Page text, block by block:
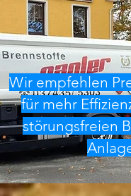
Wir empfehlen
für mehr
störungsfreien